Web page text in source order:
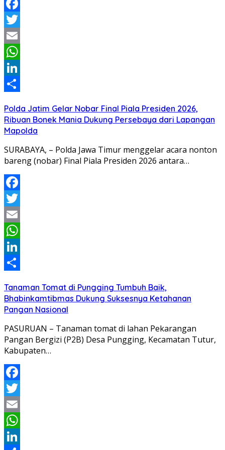
Facebook
Twitter
Email
WhatsApp
LinkedIn
Polda Jatim Gelar Nobar Final Piala Presiden 2026,
Ribuan Bonek Mania Dukung Persebaya dari Lapangan
Mapolda
SURABAYA, – Polda Jawa Timur menggelar acara nonton
bareng (nobar) Final Piala Presiden 2026 antara…
Facebook
Twitter
Email
WhatsApp
LinkedIn
Tanaman Tomat di Pungging Tumbuh Baik,
Bhabinkamtibmas Dukung Suksesnya Ketahanan
Pangan Nasional
PASURUAN – Tanaman tomat di lahan Pekarangan
Pangan Bergizi (P2B) Desa Pungging, Kecamatan Tutur,
Kabupaten…
Facebook
Twitter
Email
WhatsApp